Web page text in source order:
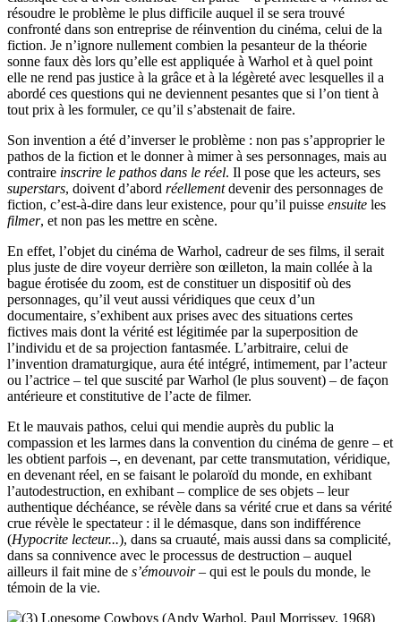
résoudre le problème le plus difficile auquel il se sera trouvé
confronté dans son entreprise de réinvention du cinéma, celui de la
fiction. Je n’ignore nullement combien la pesanteur de la théorie
sonne faux dès lors qu’elle est appliquée à Warhol et à quel point
elle ne rend pas justice à la grâce et à la légèreté avec lesquelles il a
abordé ces questions qui ne deviennent pesantes que si l’on tient à
tout prix à les formuler, ce qu’il s’abstenait de faire.
Son invention a été d’inverser le problème : non pas s’approprier le
pathos de la fiction et le donner à mimer à ses personnages, mais au
contraire inscrire le pathos dans le réel. Il pose que les acteurs, ses
superstars, doivent d’abord réellementdevenir des personnages de
fiction, c’est-à-dire dans leur existence, pour qu’il puisse ensuite les
filmer, et non pas les mettre en scène.
En effet, l’objet du cinéma de Warhol, cadreur de ses films, il serait
plus juste de dire voyeur derrière son œilleton, la main collée à la
bague érotisée du zoom, est de constituer un dispositif où des
personnages, qu’il veut aussi véridiques que ceux d’un
documentaire, s’exhibent aux prises avec des situations certes
fictives mais dont la vérité est légitimée par la superposition de
l’individu et de sa projection fantasmée. L’arbitraire, celui de
l’invention dramaturgique, aura été intégré, intimement, par l’acteur
ou l’actrice – tel que suscité par Warhol (le plus souvent) – de façon
antérieure et constitutive de l’acte de filmer.
Et le mauvais pathos, celui qui mendie auprès du public la
compassion et les larmes dans la convention du cinéma de genre – et
les obtient parfois –, en devenant, par cette transmutation, véridique,
en devenant réel, en se faisant le polaroïd du monde, en exhibant
l’autodestruction, en exhibant – complice de ses objets – leur
authentique déchéance, se révèle dans sa vérité crue et dans sa vérité
crue révèle le spectateur : il le démasque, dans son indifférence
(Hypocrite lecteur...), dans sa cruauté, mais aussi dans sa complicité,
dans sa connivence avec le processus de destruction – auquel
ailleurs il fait mine de s’émouvoir– qui est le pouls du monde, le
témoin de la vie.